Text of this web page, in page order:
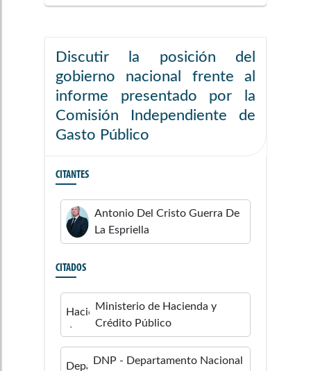
Discutir la posición del
gobierno nacional frente al
informe presentado por la
Comisión Independiente de
Gasto Público
CITANTES
Antonio Del Cristo Guerra De
La Espriella
CITADOS
Ministerio de Hacienda y
Crédito Público
DNP - Departamento Nacional